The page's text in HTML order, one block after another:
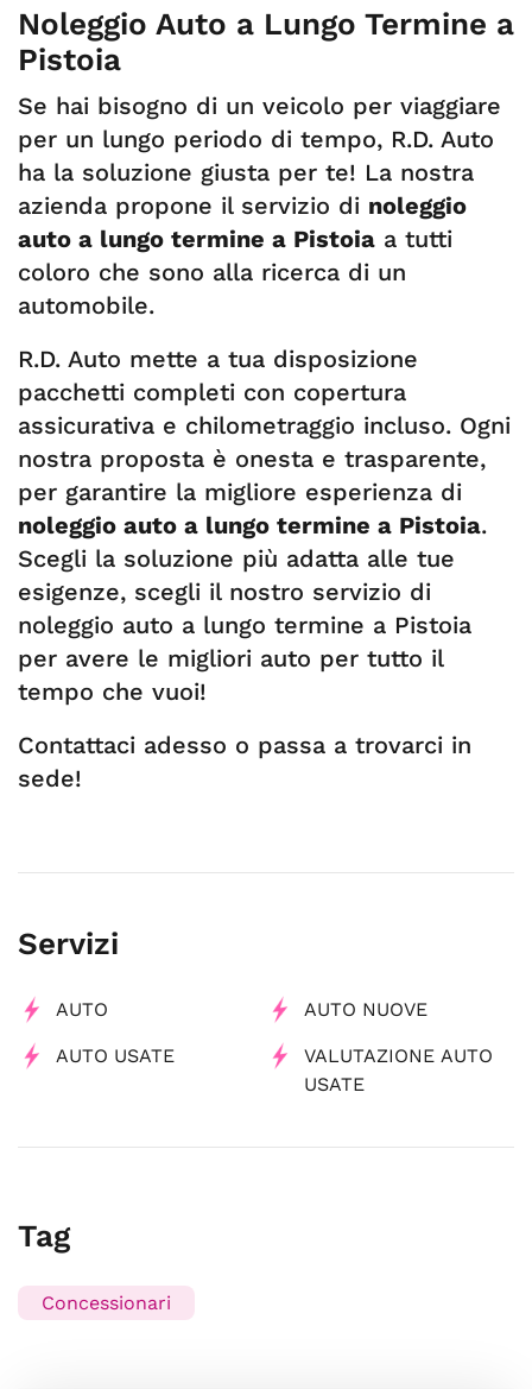
Noleggio Auto a Lungo Termine a
Pistoia
Se hai bisogno di un veicolo per viaggiare
per un lungo periodo di tempo, R.D. Auto
ha la soluzione giusta per te! La nostra
azienda propone il servizio di noleggio
auto a lungo termine a Pistoia a tutti
coloro che sono alla ricerca di un
automobile.
R.D. Auto mette a tua disposizione
pacchetti completi con copertura
assicurativa e chilometraggio incluso. Ogni
nostra proposta è onesta e trasparente,
per garantire la migliore esperienza di
noleggio auto a lungo termine a Pistoia.
Scegli la soluzione più adatta alle tue
esigenze, scegli il nostro servizio di
noleggio auto a lungo termine a Pistoia
per avere le migliori auto per tutto il
tempo che vuoi!
Contattaci adesso o passa a trovarci in
sede!
Servizi
AUTO AUTO NUOVE
AUTO USATE
VALUTAZIONE AUTO
USATE
Tag
Concessionari